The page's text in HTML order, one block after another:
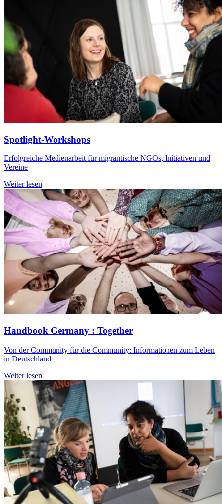
Spotlight-Workshops
Erfolgreiche Medienarbeit für migrantische NGOs, Initiativen und
Vereine
Weiter lesen
Handbook Germany : Together
Von der Community für die Community: Informationen zum Leben
in Deutschland
Weiter lesen